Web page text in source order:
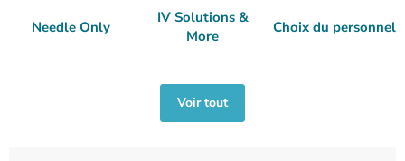
Needle Only
IV Solutions &
More
Choix du personnel
Voir tout